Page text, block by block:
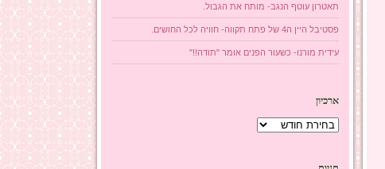
תאטרון עוטף הנגב- מותח את הגבול.
פסטיבל היין ה4 של פתח תקווה- חוויה לכל החושים.
עידית מורנו- כשעור הפנים אומר "תודה!!"
ארכיון
ארכיון